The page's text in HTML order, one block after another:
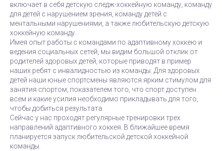
включает в себя детскую следж-хоккейную команду, команду
для детей с нарушением зрения, команду детей с
ментальными нарушениями, а также любительскую детскую
хоккейную команду.
Имея опыт работы с командами по адаптивному хоккею и
ведения социальных сетей, мы видим большой отклик от
родителей здоровых детей, которые приводят в пример
наших ребят с инвалидностью из команды. Для здоровых
детей наши юные спортсмены являются ярким стимулом для
занятия спортом, показателем того, что спорт доступен
всем и какие усилия необходимо прикладывать для того,
чтобы добиться результата.
Сейчас у нас проходят регулярные тренировки трех
направлений адаптивного хоккея. В ближайшее время
планируется запуск любительской детской хоккейной
команды.